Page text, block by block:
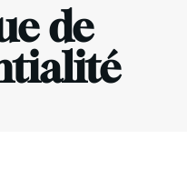
de